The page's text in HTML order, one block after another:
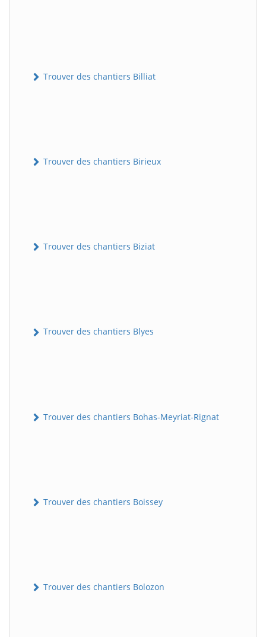
Trouver des chantiers Billiat
Trouver des chantiers Birieux
Trouver des chantiers Biziat
Trouver des chantiers Blyes
Trouver des chantiers Bohas-Meyriat-Rignat
Trouver des chantiers Boissey
Trouver des chantiers Bolozon